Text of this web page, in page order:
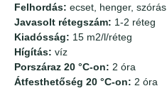
Felhordás: ecset, henger, szórás
Javasolt rétegszám: 1-2 réteg
Kiadósság: 15 m2/l/réteg
Hígítás: víz
Porszáraz 20 °C-on: 2 óra
Átfesthetőség 20 °C-on: 2 óra